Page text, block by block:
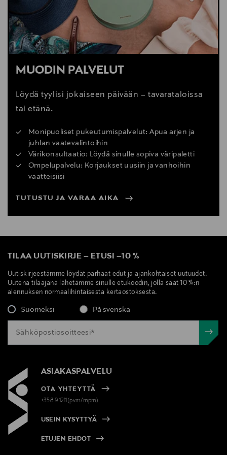
MUODIN PALVELUT
Löydä tyylisi jokaiseen päivään – tavarataloissa
tai etänä.
Monipuoliset pukeutumispalvelut: Apua arjen ja
juhlan vaatevalintoihin
Värikonsultaatio: Löydä sinulle sopiva väripaletti
Ompelupalvelu: Korjaukset uusiin ja vanhoihin
vaatteisiisi
TUTUSTU JA VARAA AIKA
TILAA UUTISKIRJE – ETUSI –10 %
Uutiskirjeestämme löydät parhaat edut ja ajankohtaiset uutuudet.
Uutena tilaajana lähetämme sinulle etukoodin, jolla saat 10 %:n
alennuksen normaalihintaisesta kertaostoksesta.
Suomeksi På svenska
ASIAKASPALVELU
OTA YHTEYTTÄ
+358 9 1211(pvm/mpm)
USEIN KYSYTTYÄ
ETUJEN EHDOT